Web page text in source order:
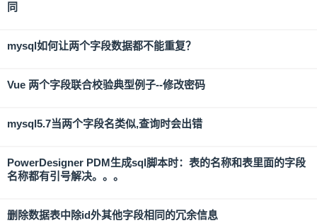
同
mysql如何让两个字段数据都不能重复？
Vue 两个字段联合校验典型例子--修改密码
mysql5.7当两个字段名类似,查询时会出错
PowerDesigner PDM生成sql脚本时：表的名称和表里面的字段
名称都有引号解决。。。
删除数据表中除id外其他字段相同的冗余信息